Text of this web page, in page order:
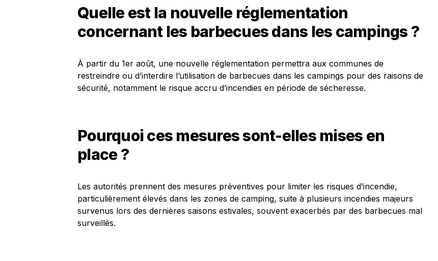
Quelle est la nouvelle réglementation
concernant les barbecues dans les campings ?
À partir du 1er août, une nouvelle réglementation permettra aux communes de
restreindre ou d’interdire l’utilisation de barbecues dans les campings pour des raisons de
sécurité, notamment le risque accru d’incendies en période de sécheresse.
Pourquoi ces mesures sont-elles mises en
place ?
Les autorités prennent des mesures préventives pour limiter les risques d’incendie,
particulièrement élevés dans les zones de camping, suite à plusieurs incendies majeurs
survenus lors des dernières saisons estivales, souvent exacerbés par des barbecues mal
surveillés.